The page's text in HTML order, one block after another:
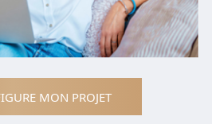
MON PROJET